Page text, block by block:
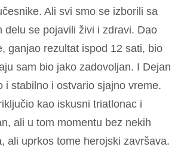
Ali svi smo se izborili sa
delu se pojavili živi i zdravi. Dao
ganjao rezultat ispod 12 sati, bio
sam bio jako zadovoljan. I Dejan
i stabilno i ostvario sjajno vreme.
kao iskusni triatlonac i
ali u tom momentu bez nekih
ali uprkos tome herojski završava.